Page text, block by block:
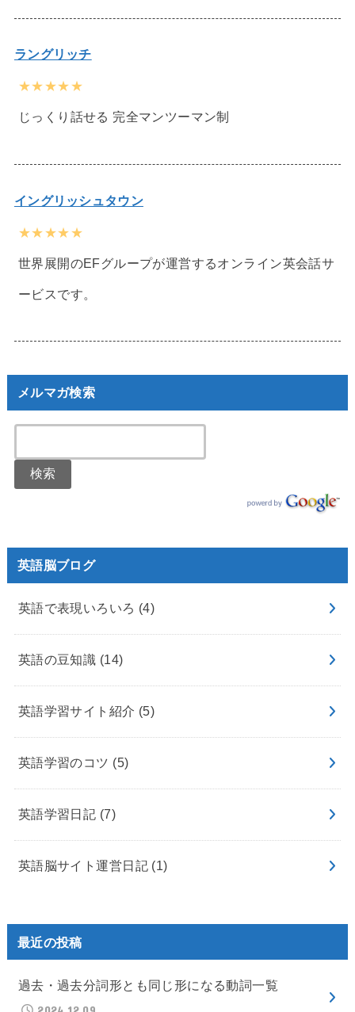
ラングリッチ
★★★★★
じっくり話せる 完全マンツーマン制
イングリッシュタウン
★★★★★
世界展開のEFグループが運営するオンライン英会話サ
ービスです。
メルマガ検索
英語脳ブログ
英語で表現いろいろ (4)
英語の豆知識 (14)
英語学習サイト紹介 (5)
英語学習のコツ (5)
英語学習日記 (7)
英語脳サイト運営日記 (1)
最近の投稿
過去・過去分詞形とも同じ形になる動詞一覧